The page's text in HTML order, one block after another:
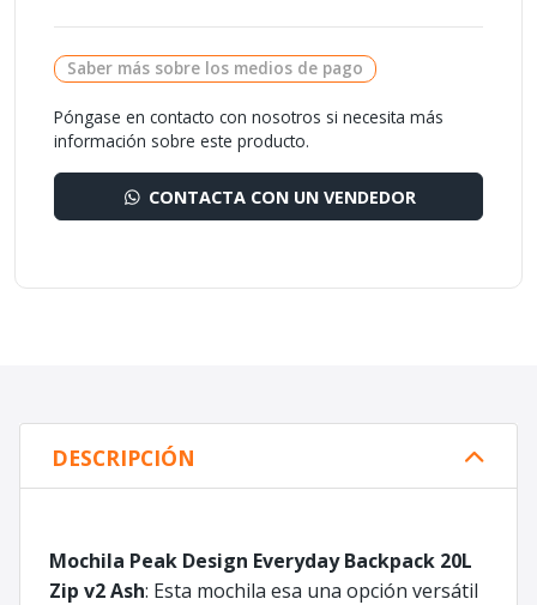
Saber más sobre los medios de pago
Póngase en contacto con nosotros si necesita más
información sobre este producto.
CONTACTA CON UN VENDEDOR
DESCRIPCIÓN
Mochila Peak Design Everyday Backpack 20L
Zip v2 Ash: Esta mochila esa una opción versátil